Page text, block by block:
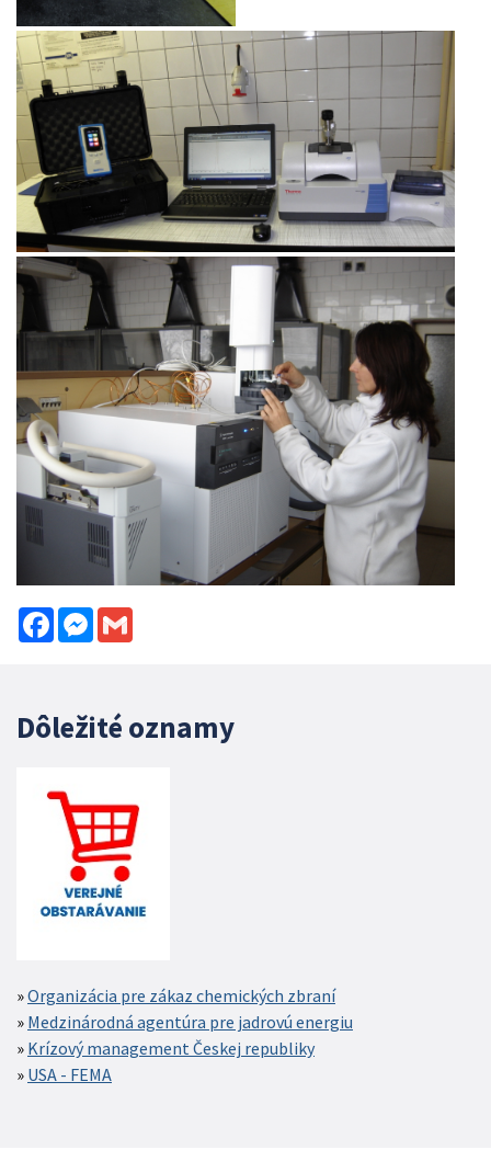
FacebookMessenger
Dôležité oznamy
Organizácia pre zákaz chemických zbraní
Medzinárodná agentúra pre jadrovú energiu
Krízový management Českej republiky
USA - FEMA